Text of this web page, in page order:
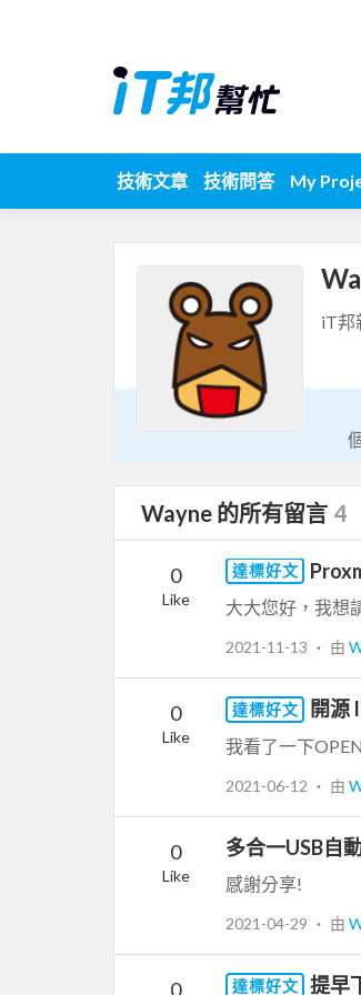
技術文章 技術問答 My
iT邦
Wayne 的所有留言 4
0
Like
達標好文
2021-11-13 ‧ 由
0
Like
達標好文 開源
2021-06-12 ‧ 由
0
Like
多合一USB自
感謝分享!
2021-04-29 ‧ 由
0 達標好文 提早